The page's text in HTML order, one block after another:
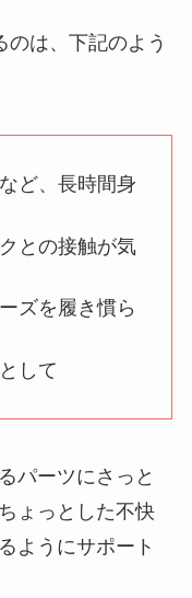
は、下記のよう
ど、長時間身
との接触が気
ズを履き慣ら
して
パーツにさっと
ょっとした不快
ようにサポート